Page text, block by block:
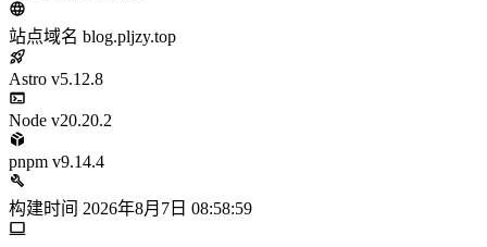
站点域名 blog.pljzy.top
Astro v5.12.8
Node v20.20.2
pnpm v9.14.4
构建时间 2026年8月7日 08:58:59